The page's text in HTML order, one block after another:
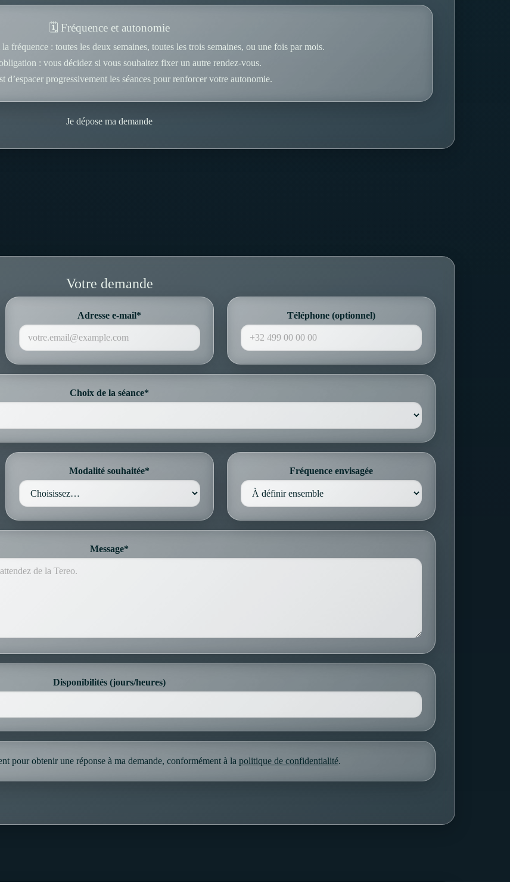
🗓️ Fréquence et autonomie
fréquence : toutes les deux semaines, toutes les trois semaines, ou une fois par mois.
: vous décidez si vous souhaitez fixer un autre rendez-vous.
d’espacer progressivement les séances pour renforcer votre autonomie.
Je dépose ma demande
Votre demande
Adresse e-mail* Téléphone (optionnel)
Choix de la séance*
Modalité souhaitée* Fréquence envisagée
Message*
Disponibilités (jours/heures)
pour obtenir une réponse à ma demande, conformément à la politique de confidentialité.